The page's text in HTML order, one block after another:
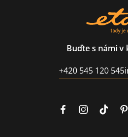
Buďte s námi v
+420 545 120 545